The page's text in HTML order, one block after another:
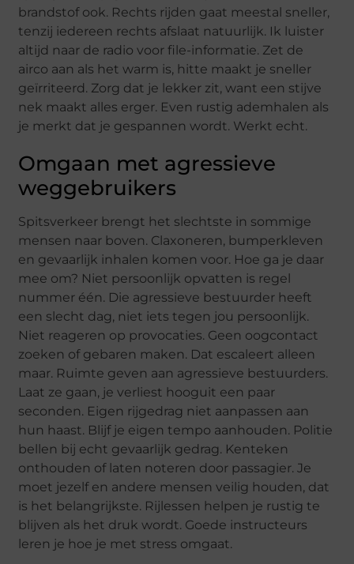
brandstof ook. Rechts rijden gaat meestal sneller,
tenzij iedereen rechts afslaat natuurlijk. Ik luister
altijd naar de radio voor file-informatie. Zet de
airco aan als het warm is, hitte maakt je sneller
geïrriteerd. Zorg dat je lekker zit, want een stijve
nek maakt alles erger. Even rustig ademhalen als
je merkt dat je gespannen wordt. Werkt echt.
Omgaan met agressieve
weggebruikers
Spitsverkeer brengt het slechtste in sommige
mensen naar boven. Claxoneren, bumperkleven
en gevaarlijk inhalen komen voor. Hoe ga je daar
mee om? Niet persoonlijk opvatten is regel
nummer één. Die agressieve bestuurder heeft
een slecht dag, niet iets tegen jou persoonlijk.
Niet reageren op provocaties. Geen oogcontact
zoeken of gebaren maken. Dat escaleert alleen
maar. Ruimte geven aan agressieve bestuurders.
Laat ze gaan, je verliest hooguit een paar
seconden. Eigen rijgedrag niet aanpassen aan
hun haast. Blijf je eigen tempo aanhouden. Politie
bellen bij echt gevaarlijk gedrag. Kenteken
onthouden of laten noteren door passagier. Je
moet jezelf en andere mensen veilig houden, dat
is het belangrijkste. Rijlessen helpen je rustig te
blijven als het druk wordt. Goede instructeurs
leren je hoe je met stress omgaat.